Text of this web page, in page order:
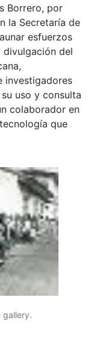
Borrero, por
la Secretaría de
esfuerzos
divulgación del
investigadores
uso y consulta
colaborador en
que
gallery.